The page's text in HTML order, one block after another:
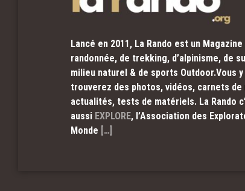
Lancé en 2011, La Rando est un Magazine
randonnée, de trekking, d’alpinisme, de
milieu naturel & de sports Outdoor.Vous y
trouverez des photos, vidéos, carnets de
actualités, tests de matériels. La Rando
aussi EXPLORE, l’Association des
Monde […]